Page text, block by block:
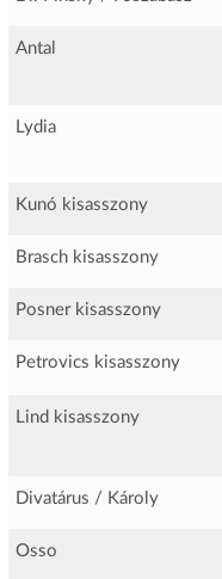
Antal
Lydia
Kunó kisasszony
Brasch kisasszony
Posner kisasszony
Petrovics kisasszony
Lind kisasszony
Divatárus / Károly
Osso